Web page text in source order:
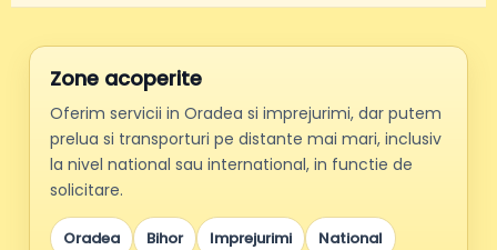
Zone acoperite
Oferim servicii in Oradea si imprejurimi, dar putem
prelua si transporturi pe distante mai mari, inclusiv
la nivel national sau international, in functie de
solicitare.
Oradea Bihor Imprejurimi National